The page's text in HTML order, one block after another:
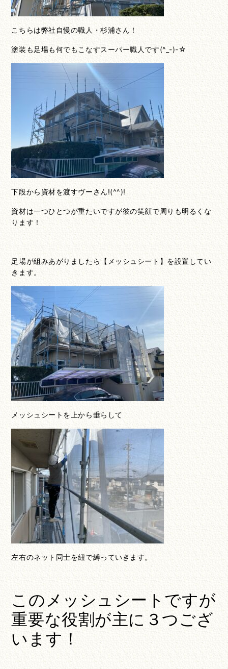
こちらは弊社自慢の職人・杉浦さん！
塗装も足場も何でもこなすスーパー職人です(^_-)-☆
下段から資材を渡すヴーさん!(^^)!
資材は一つひとつが重たいですが彼の笑顔で周りも明るくな
ります！
足場が組みあがりましたら【メッシュシート】を設置してい
きます。
メッシュシートを上から垂らして
左右のネット同士を紐で縛っていきます。
このメッシュシートですが
重要な役割が主に３つござ
います！